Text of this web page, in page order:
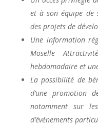
et à son équipe de
des projets de
Une information
Moselle
hebdomadaire et
La possibilité de
d’une promotion
notamment sur
d’événements